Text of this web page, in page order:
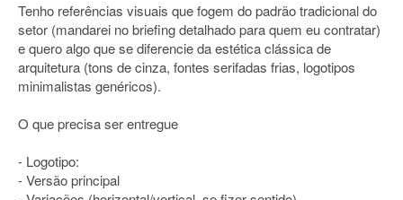
Tenho referências visuais que fogem do padrão tradicional do
setor (mandarei no briefing detalhado para quem eu contratar)
e quero algo que se diferencie da estética clássica de
arquitetura (tons de cinza, fontes serifadas frias, logotipos
minimalistas genéricos).
O que precisa ser entregue
- Logotipo:
- Versão principal